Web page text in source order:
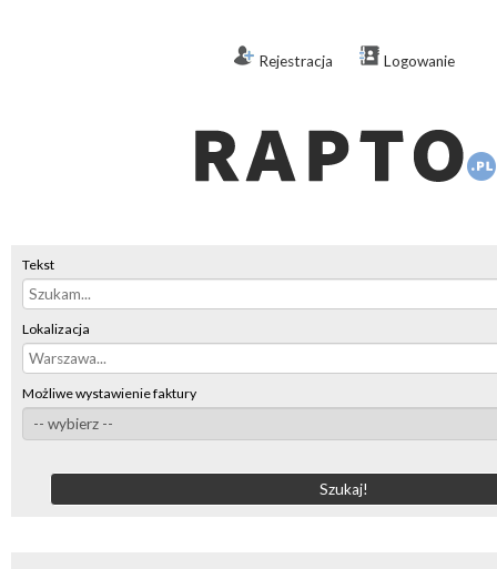
Rejestracja Logowanie
Tekst
Lokalizacja
Możliwe wystawienie faktury